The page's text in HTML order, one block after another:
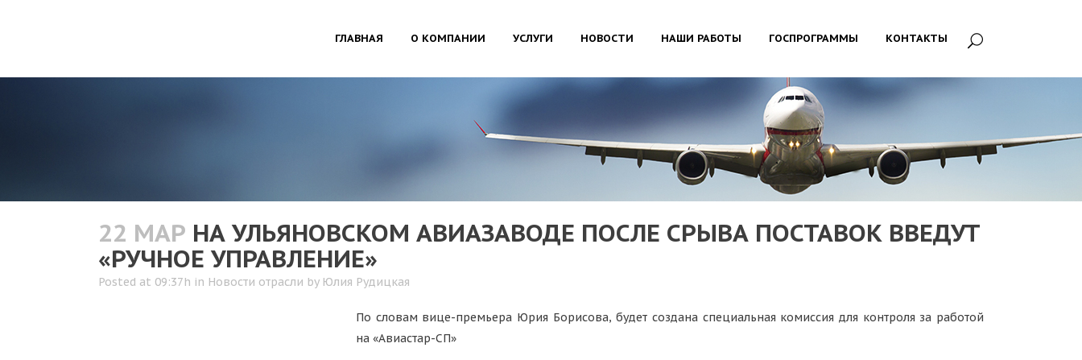
ГЛАВНАЯ О КОМПАНИИ УСЛУГИ НОВОСТИ НАШИ РАБОТЫ ГОСПРОГРАММЫ КОНТАКТЫ
22 МАР НА УЛЬЯНОВСКОМ АВИАЗАВОДЕ ПОСЛЕ СРЫВА ПОСТАВОК ВВЕДУТ
«РУЧНОЕ УПРАВЛЕНИЕ»
Posted at 09:37h in Новости отрасли by Юлия Рудицкая
По словам вице-премьера Юрия Борисова, будет создана специальная комиссия для контроля за работой
на «Авиастар-СП»